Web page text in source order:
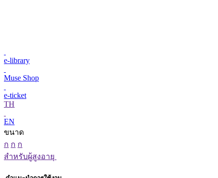
e-library
Muse Shop
e-ticket
TH
EN
ขนาด
ก ก ก
สำหรับผู้สูงอายุ